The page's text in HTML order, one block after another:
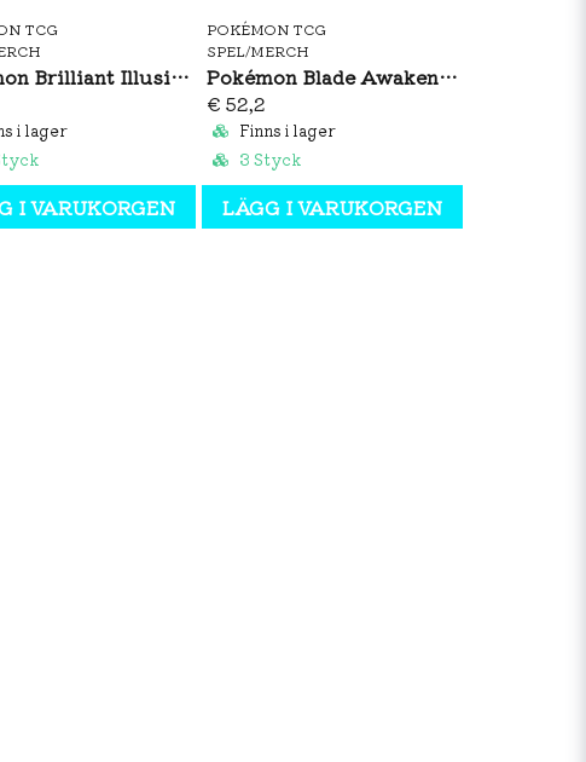
TCG
Pokémon Brilliant Illusions CSV8C Booster Box Slim (S-CH)
i lager
I VARUKORGEN
POKÉMON TCG
SPEL/MERCH
Pokémon Blade Awakening CSV7C Booster Box Slim (S-CH)
€ 52,2
Finns i lager
3 Styck
LÄGG I VARUKORGEN